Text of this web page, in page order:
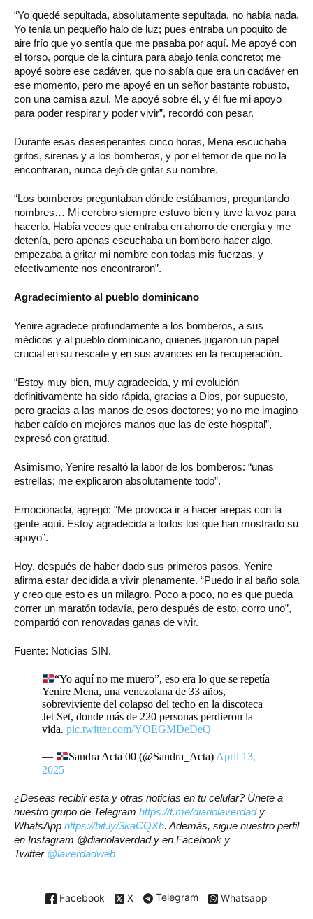
“Yo quedé sepultada, absolutamente sepultada, no había nada.
Yo tenía un pequeño halo de luz; pues entraba un poquito de
aire frío que yo sentía que me pasaba por aquí. Me apoyé con
el torso, porque de la cintura para abajo tenía concreto; me
apoyé sobre ese cadáver, que no sabía que era un cadáver en
ese momento, pero me apoyé en un señor bastante robusto,
con una camisa azul. Me apoyé sobre él, y él fue mi apoyo
para poder respirar y poder vivir”, recordó con pesar.
Durante esas desesperantes cinco horas, Mena escuchaba
gritos, sirenas y a los bomberos, y por el temor de que no la
encontraran, nunca dejó de gritar su nombre.
“Los bomberos preguntaban dónde estábamos, preguntando
nombres… Mi cerebro siempre estuvo bien y tuve la voz para
hacerlo. Había veces que entraba en ahorro de energía y me
detenía, pero apenas escuchaba un bombero hacer algo,
empezaba a gritar mi nombre con todas mis fuerzas, y
efectivamente nos encontraron”.
Agradecimiento al pueblo dominicano
Yenire agradece profundamente a los bomberos, a sus
médicos y al pueblo dominicano, quienes jugaron un papel
crucial en su rescate y en sus avances en la recuperación.
“Estoy muy bien, muy agradecida, y mi evolución
definitivamente ha sido rápida, gracias a Dios, por supuesto,
pero gracias a las manos de esos doctores; yo no me imagino
haber caído en mejores manos que las de este hospital”,
expresó con gratitud.
Asimismo, Yenire resaltó la labor de los bomberos: “unas
estrellas; me explicaron absolutamente todo”.
Emocionada, agregó: “Me provoca ir a hacer arepas con la
gente aquí. Estoy agradecida a todos los que han mostrado su
apoyo”.
Hoy, después de haber dado sus primeros pasos, Yenire
afirma estar decidida a vivir plenamente. “Puedo ir al baño sola
y creo que esto es un milagro. Poco a poco, no es que pueda
correr un maratón todavía, pero después de esto, corro uno”,
compartió con renovadas ganas de vivir.
Fuente: Noticias SIN.
“Yo aquí no me muero”, eso era lo que se repetía
Yenire Mena, una venezolana de 33 años,
sobreviviente del colapso del techo en la discoteca
Jet Set, donde más de 220 personas perdieron la
vida. pic.twitter.com/YOEGMDeDeQ
— Sandra Acta 00 (@Sandra_Acta)April 13,
2025
¿Deseas recibir esta y otras noticias en tu celular? Únete a
nuestro grupo de Telegram https://t.me/diariolaverdady
WhatsApp https://bit.ly/3kaCQXh. Además, sigue nuestro perfil
en Instagram @diariolaverdad y en Facebook y
Twitter @laverdadweb
Facebook X Telegram Whatsapp